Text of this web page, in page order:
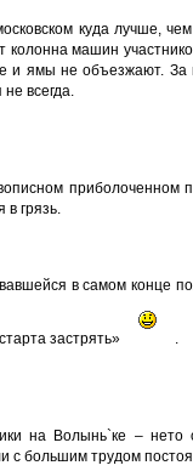
куда лучше,
колонна машин
и ямы не объезжают.
всегда.
приболоченном
грязь.
в самом конце
застрять» .
на Волынь`ке –
с большим трудом